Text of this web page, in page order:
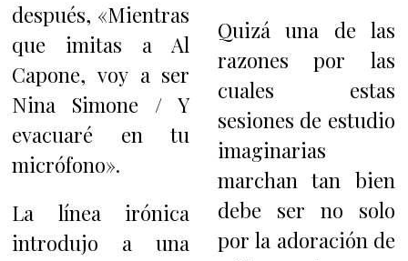
después, «Mientras
que imitas a Al
Capone, voy a ser
Nina Simone / Y
evacuaré en tu
micrófono».
La línea irónica
introdujo a una
Quizá una de las
razones por las
cuales estas
sesiones de estudio
imaginarias
marchan tan bien
debe ser no solo
por la adoración de